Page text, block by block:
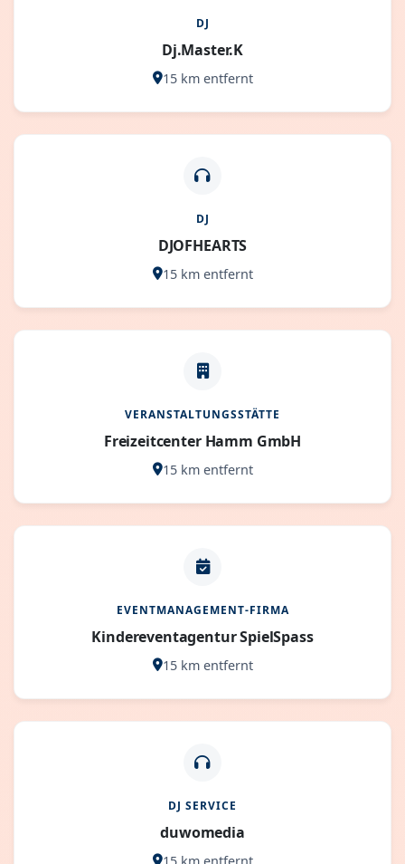
DJ
Dj.Master.K
15 km entfernt
DJ
DJOFHEARTS
15 km entfernt
VERANSTALTUNGSSTÄTTE
Freizeitcenter Hamm GmbH
15 km entfernt
EVENTMANAGEMENT-FIRMA
Kindereventagentur SpielSpass
15 km entfernt
DJ SERVICE
duwomedia
15 km entfernt